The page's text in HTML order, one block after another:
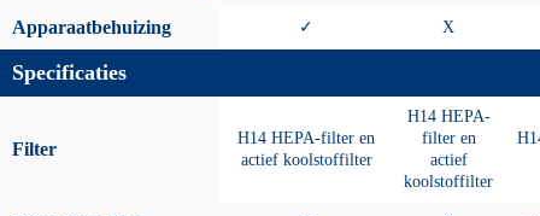
Apparaatbehuizing ✓ X
Specificaties
Filter
H14 HEPA-filter en
actief koolstoffilter
H14 HEPA-
filter en
actief
koolstoffilter